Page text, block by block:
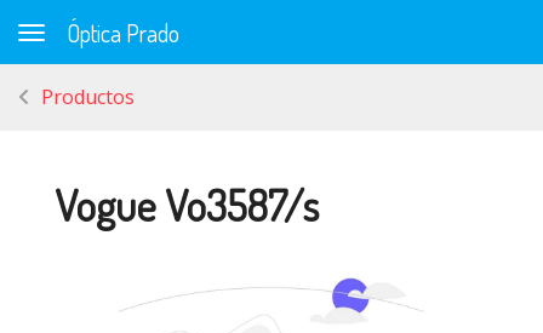
Toggle navigation
Óptica Prado
Productos
Vogue Vo3587/s